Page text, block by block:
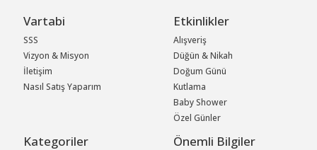
Vartabi
SSS
Vizyon & Misyon
İletişim
Nasıl Satış Yaparım
Etkinlikler
Alışveriş
Düğün & Nikah
Doğum Günü
Kutlama
Baby Shower
Özel Günler
Kategoriler Önemli Bilgiler